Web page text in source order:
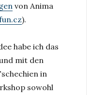
von Anima
).
habe ich das
mit den
in
sowohl